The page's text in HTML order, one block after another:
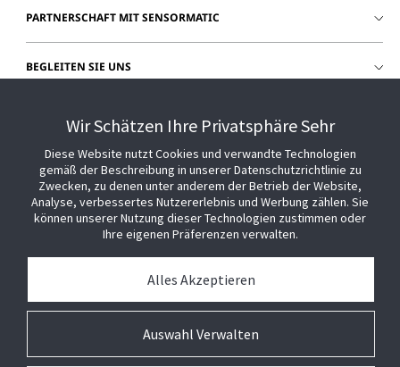
PARTNERSCHAFT MIT SENSORMATIC
BEGLEITEN SIE UNS
Wir Schätzen Ihre Privatsphäre Sehr
Diese Website nutzt Cookies und verwandte Technologien
gemäß der Beschreibung in unserer Datenschutzrichtlinie zu
Zwecken, zu denen unter anderem der Betrieb der Website,
Analyse, verbessertes Nutzererlebnis und Werbung zählen. Sie
können unserer Nutzung dieser Technologien zustimmen oder
Ihre eigenen Präferenzen verwalten.
Auswahl Verwalten
Alles Akzeptieren